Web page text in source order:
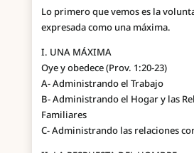
Lo primero que vemos es la
expresada como una máxima.
I. UNA MÁXIMA
Oye y obedece (Prov. 1:20-23)
A- Administrando el Trabajo
B- Administrando el Hogar y las
Familiares
C- Administrando las relaciones